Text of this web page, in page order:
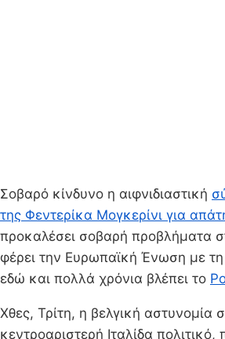
Σοβαρό κίνδυνο η αιφνιδιαστική
της Φεντερίκα Μογκερίνι για
προκαλέσει σοβαρή προβλήματα
φέρει την Ευρωπαϊκή Ένωση με
εδώ και πολλά χρόνια βλέπει το
Χθες, Τρίτη, η βελγική αστυνομία
κεντροαριστερή Ιταλίδα